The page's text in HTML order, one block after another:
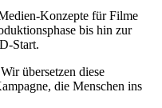
Konzepte für Filme
bis hin zur
Start.
übersetzen diese
die Menschen ins